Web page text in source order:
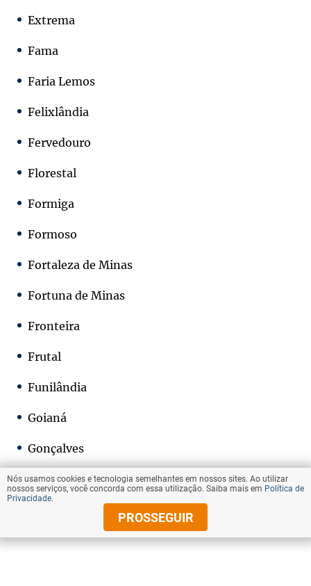
Extrema
Fama
Faria Lemos
Felixlândia
Fervedouro
Florestal
Formiga
Formoso
Fortaleza de Minas
Fortuna de Minas
Fronteira
Frutal
Funilândia
Goianá
Gonçalves
Grupiara
Guaraciaba
Nós usamos cookies e tecnologia semelhantes em nossos sites. Ao utilizar
nossos serviços, você concorda com essa utilização. Saiba mais em Política de
Privacidade.
PROSSEGUIR